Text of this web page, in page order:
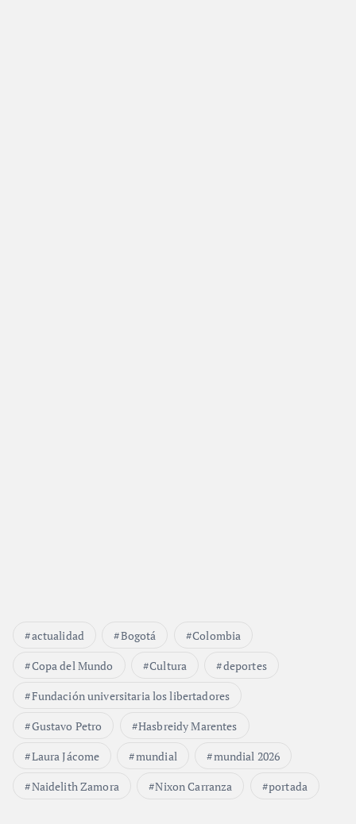
actualidad Bogotá
Colombia
Copa del Mundo
Cultura
deportes
Fundación universitaria los libertadores
Gustavo Petro
Hasbreidy Marentes
Laura Jácome
mundial
mundial 2026
Naidelith Zamora
Nixon Carranza portada